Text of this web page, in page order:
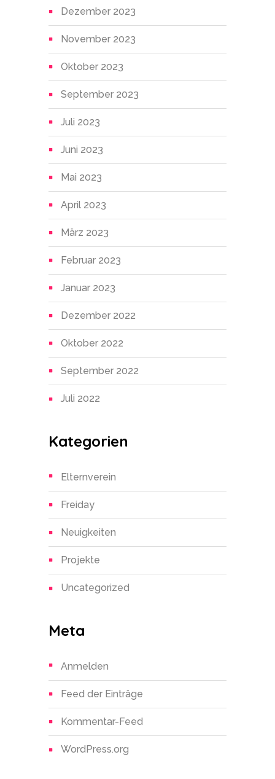
Dezember 2023
November 2023
Oktober 2023
September 2023
Juli 2023
Juni 2023
Mai 2023
April 2023
März 2023
Februar 2023
Januar 2023
Dezember 2022
Oktober 2022
September 2022
Juli 2022
Kategorien
Elternverein
Freiday
Neuigkeiten
Projekte
Uncategorized
Meta
Anmelden
Feed der Einträge
Kommentar-Feed
WordPress.org